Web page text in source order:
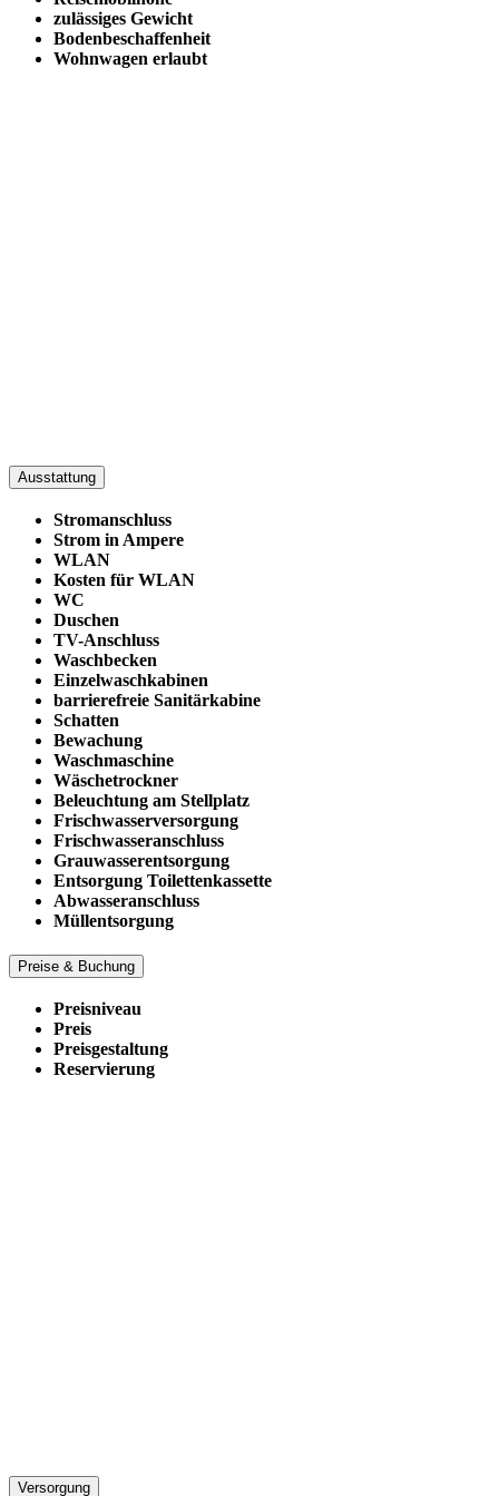
zulässiges Gewicht
Bodenbeschaffenheit
Wohnwagen erlaubt
Ausstattung
Stromanschluss
Strom in Ampere
WLAN
Kosten für WLAN
WC
Duschen
TV-Anschluss
Waschbecken
Einzelwaschkabinen
barrierefreie Sanitärkabine
Schatten
Bewachung
Waschmaschine
Wäschetrockner
Beleuchtung am Stellplatz
Frischwasserversorgung
Frischwasseranschluss
Grauwasserentsorgung
Entsorgung Toilettenkassette
Abwasseranschluss
Müllentsorgung
Preise & Buchung
Preisniveau
Preis
Preisgestaltung
Reservierung
Versorgung